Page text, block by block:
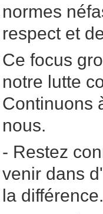
normes
respect et
Ce focus
notre lutte
Continuons
nous.
- Restez
venir dans
la différence.